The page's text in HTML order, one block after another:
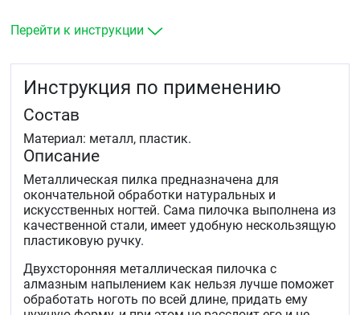
Перейти к инструкции
Инструкция по применению
Состав
Материал: металл, пластик.
Описание
Металлическая пилка предназначена для
окончательной обработки натуральных и
искусственных ногтей. Сама пилочка выполнена из
качественной стали, имеет удобную нескользящую
пластиковую ручку.
Двухсторонняя металлическая пилочка с
алмазным напылением как нельзя лучше поможет
обработать ноготь по всей длине, придать ему